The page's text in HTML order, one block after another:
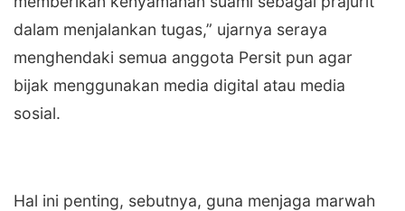
dalam menjalankan tugas,” ujarnya seraya
menghendaki semua anggota Persit pun agar
bijak menggunakan media digital atau media
sosial.
‎Hal ini penting, sebutnya, guna menjaga marwah